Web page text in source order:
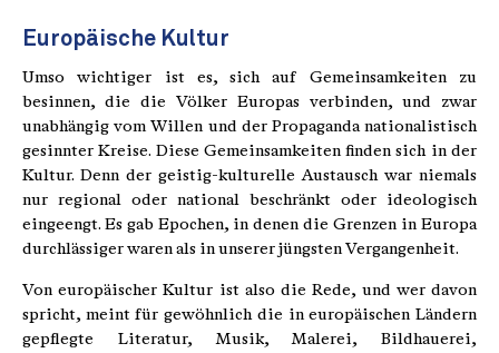
Europäische Kultur
Umso wichtiger ist es, sich auf Gemeinsamkeiten zu
besinnen, die die Völker Europas verbinden, und zwar
unabhängig vom Willen und der Propaganda nationalistisch
gesinnter Kreise. Diese Gemeinsamkeiten finden sich in der
Kultur. Denn der geistig-kulturelle Austausch war niemals
nur regional oder national beschränkt oder ideologisch
eingeengt. Es gab Epochen, in denen die Grenzen in Europa
durchlässiger waren als in unserer jüngsten Vergangenheit.
Von europäischer Kultur ist also die Rede, und wer davon
spricht, meint für gewöhnlich die in europäischen Ländern
gepflegte Literatur, Musik, Malerei, Bildhauerei,